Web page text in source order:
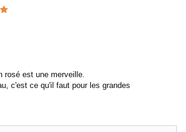
rosé est une merveille.
c'est ce qu'il faut pour les grandes